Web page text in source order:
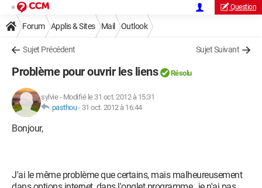
Question
Forum Applis & Sites Mail Outlook
Sujet Précédent Sujet Suivant
Problème pour ouvrir les liens Résolu
sylvie- Modifié le 31 oct. 2012 à 15:31
pasthou- 31 oct. 2012 à 16:44
Bonjour,
J'ai le même problème que certains, mais malheureusement